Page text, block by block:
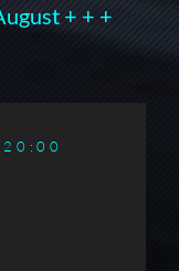
+ + +
20:00